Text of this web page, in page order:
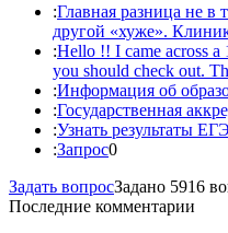
:Главная разница не в
другой «хуже».
:Hello !! I came across a
you should check out.
:Информация об
:Государственная
:Узнать результаты
:Запрос0
Задать вопросЗадано 5916
Последние комментарии